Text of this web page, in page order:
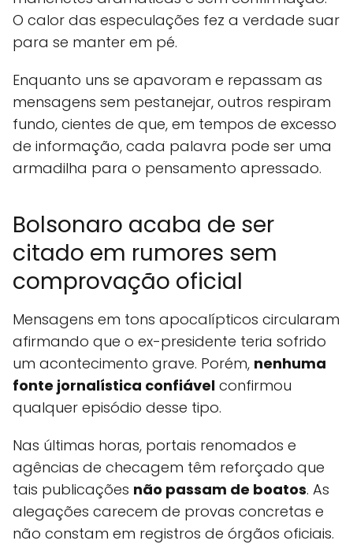
O calor das especulações fez a verdade suar
para se manter em pé.
Enquanto uns se apavoram e repassam as
mensagens sem pestanejar, outros respiram
fundo, cientes de que, em tempos de excesso
de informação, cada palavra pode ser uma
armadilha para o pensamento apressado.
Bolsonaro acaba de ser
citado em rumores sem
comprovação oficial
Mensagens em tons apocalípticos circularam
afirmando que o ex-presidente teria sofrido
um acontecimento grave. Porém, nenhuma
fonte jornalística confiável confirmou
qualquer episódio desse tipo.
Nas últimas horas, portais renomados e
agências de checagem têm reforçado que
tais publicações não passam de boatos. As
alegações carecem de provas concretas e
não constam em registros de órgãos oficiais.